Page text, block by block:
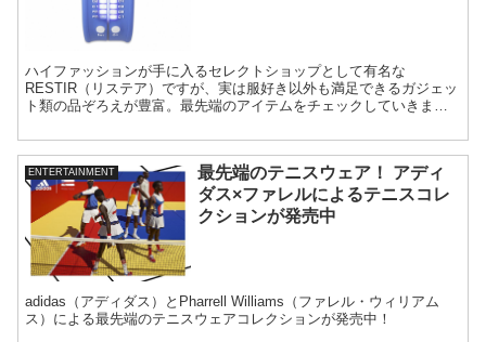
ハイファッションが手に入るセレクトショップとして有名な
RESTIR（リステア）ですが、実は服好き以外も満足できるガジェッ
ト類の品ぞろえが豊富。最先端のアイテムをチェックしていきまし
ENTERTAINMENT
最先端のテニスウェア！ アディ
ダス×ファレルによるテニスコレ
クションが発売中
adidas（アディダス）とPharrell Williams（ファレル・ウィリアム
ス）による最先端のテニスウェアコレクションが発売中！